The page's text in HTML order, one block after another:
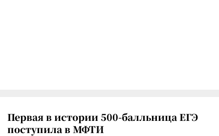
Первая в истории 500-балльница ЕГЭ
поступила в МФТИ